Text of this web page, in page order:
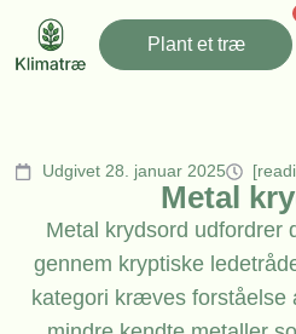
Plant et træ
Udgivet 28. januar 2025
Metal
Metal krydsord udfordrer
gennem kryptiske
kategori kræves forståelse